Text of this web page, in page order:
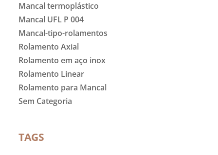
Mancal termoplástico
Mancal UFL P 004
Mancal-tipo-rolamentos
Rolamento Axial
Rolamento em aço inox
Rolamento Linear
Rolamento para Mancal
Sem Categoria
TAGS